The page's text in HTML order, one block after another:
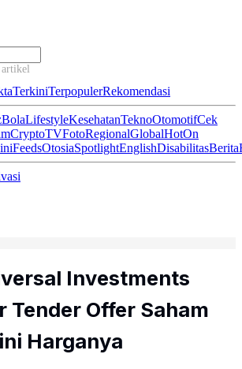
ini...
TerkiniTerpopulerRekomendasi
BolaLifestyleKesehatanTeknoOtomotifCek
CryptoTVFotoRegionalGlobalHotOn
FeedsOtosiaSpotlightEnglishDisabilitasBerita
Investments
Tender Offer Saham
Harganya